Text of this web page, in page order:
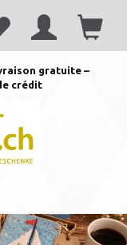
gratuite –
crédit